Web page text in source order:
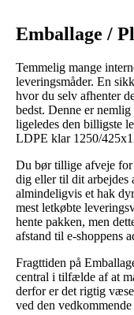
Emballage /
Temmelig mange
leveringsmåder. En
hvor du selv afhenter
bedst. Denne er
ligeledes den billigste
LDPE klar 1250/
Du bør tillige afveje
dig eller til dit arbejdes
almindeligvis et hak
mest letkøbte
hente pakken, men
afstand til e-shoppens
Fragttiden på
central i tilfælde af at
derfor er det rigtig
ved den vedkommende